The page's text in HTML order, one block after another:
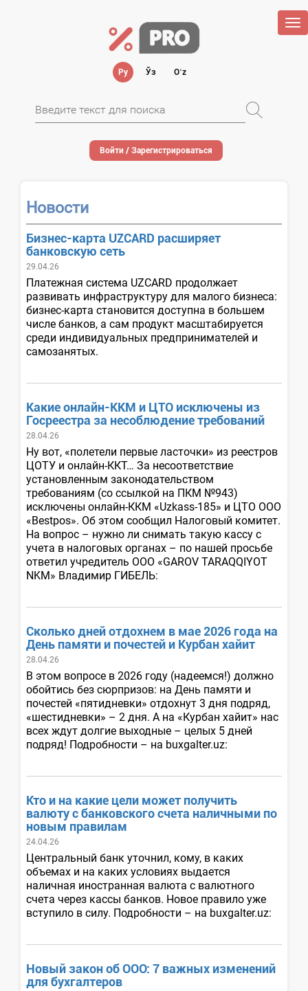
Ру Ўз Oʻz
Войти / Зарегистрироваться
Новости
Бизнес-карта UZCARD расширяет
банковскую сеть
29.04.26
Платежная система UZCARD продолжает
развивать инфраструктуру для малого бизнеса:
бизнес-карта становится доступна в большем
числе банков, а сам продукт масштабируется
среди индивидуальных предпринимателей и
самозанятых.
Какие онлайн-ККМ и ЦТО исключены из
Госреестра за несоблюдение требований
28.04.26
Ну вот, «полетели первые ласточки» из реестров
ЦОТУ и онлайн-ККТ… За несоответствие
установленным законодательством
требованиям (со ссылкой на ПКМ №943)
исключены онлайн-ККМ «Uzkass-185» и ЦТО ООО
«Bestpos». Об этом сообщил Налоговый комитет.
На вопрос – нужно ли снимать такую кассу с
учета в налоговых органах – по нашей просьбе
ответил учредитель ООО «GAROV TARAQQIYOT
NKM» Владимир ГИБЕЛЬ:
Сколько дней отдохнем в мае 2026 года на
День памяти и почестей и Курбан хайит
28.04.26
В этом вопросе в 2026 году (надеемся!) должно
обойтись без сюрпризов: на День памяти и
почестей «пятидневки» отдохнут 3 дня подряд,
«шестидневки» – 2 дня. А на «Курбан хайит» нас
всех ждут долгие выходные – целых 5 дней
подряд! Подробности – на buxgalter.uz:
Кто и на какие цели может получить
валюту с банковского счета наличными по
новым правилам
24.04.26
Центральный банк уточнил, кому, в каких
объемах и на каких условиях выдается
наличная иностранная валюта с валютного
счета через кассы банков. Новое правило уже
вступило в силу. Подробности – на buxgalter.uz:
Новый закон об ООО: 7 важных изменений
для бухгалтеров